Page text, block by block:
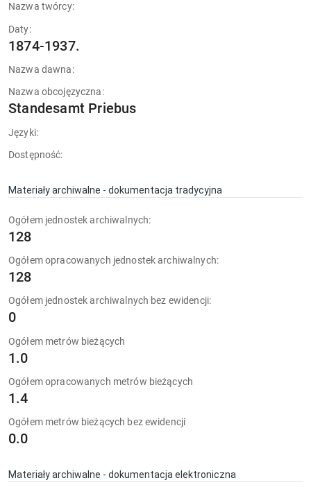
Nazwa twórcy:
Daty:
1874-1937.
Nazwa dawna:
Nazwa obcojęzyczna:
Standesamt Priebus
Języki:
Dostępność:
Materiały archiwalne - dokumentacja tradycyjna
Ogółem jednostek archiwalnych:
128
Ogółem opracowanych jednostek archiwalnych:
128
Ogółem jednostek archiwalnych bez ewidencji:
0
Ogółem metrów bieżących
1.0
Ogółem opracowanych metrów bieżących
1.4
Ogółem metrów bieżących bez ewidencji
0.0
Materiały archiwalne - dokumentacja elektroniczna